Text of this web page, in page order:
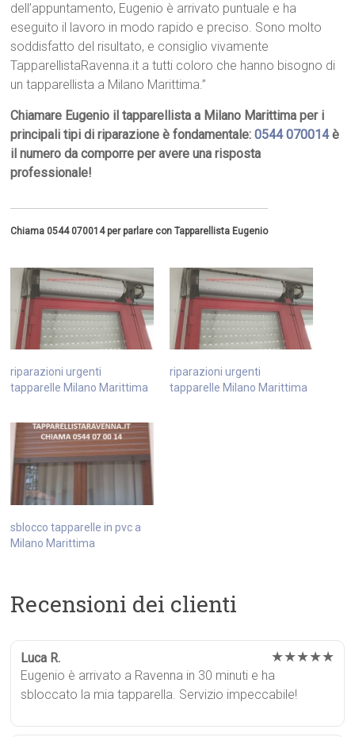
dell’appuntamento, Eugenio è arrivato puntuale e ha
eseguito il lavoro in modo rapido e preciso. Sono molto
soddisfatto del risultato, e consiglio vivamente
TapparellistaRavenna.it a tutti coloro che hanno bisogno di
un tapparellista a Milano Marittima.”
Chiamare Eugenio il tapparellista a Milano Marittima per i
principali tipi di riparazione è fondamentale:0544 070014è
il numero da comporre per avere una risposta
professionale!
Chiama 0544 070014 per parlare con Tapparellista Eugenio
riparazioni urgenti
tapparelle Milano Marittima
riparazioni urgenti
tapparelle Milano Marittima
sblocco tapparelle in pvc a
Milano Marittima
Recensioni dei clienti
Luca R. ★★★★★
Eugenio è arrivato a Ravenna in 30 minuti e ha
sbloccato la mia tapparella. Servizio impeccabile!